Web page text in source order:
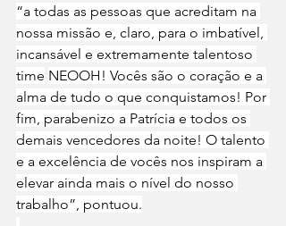
“a todas as pessoas que acreditam na
nossa missão e, claro, para o imbatível,
incansável e extremamente talentoso
time NEOOH ! Vocês são o coração e a
alma de tudo o que conquistamos! Por
fim, parabenizo a Patrícia e todos os
demais vencedores da noite! O talento
e a excelência de vocês nos inspiram a
elevar ainda mais o nível do nosso
trabalho”, pontuou.